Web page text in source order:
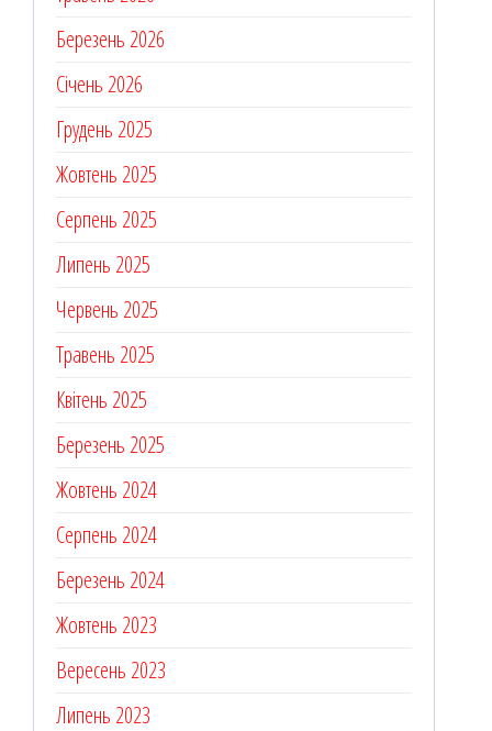
Березень 2026
Січень 2026
Грудень 2025
Жовтень 2025
Серпень 2025
Липень 2025
Червень 2025
Травень 2025
Квітень 2025
Березень 2025
Жовтень 2024
Серпень 2024
Березень 2024
Жовтень 2023
Вересень 2023
Липень 2023